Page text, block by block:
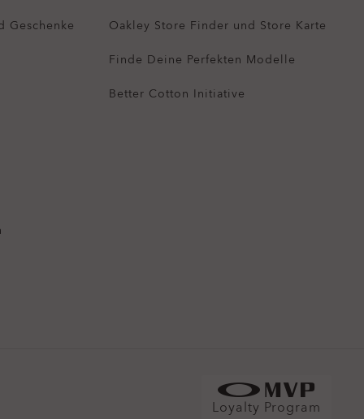
Geschenke Oakley Store Finder und Store Karte
Finde Deine Perfekten Modelle
Better Cotton Initiative
Loyalty Program